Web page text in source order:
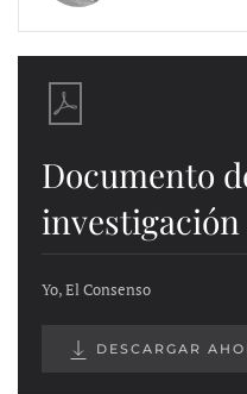
Documento
investigación
Yo, El Consenso
DESCARGAR